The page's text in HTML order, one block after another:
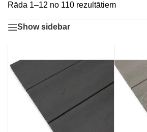
Rāda 1–12 no 110 rezultātiem
Show sidebar